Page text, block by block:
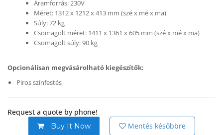
Áramforrás: 230V
Méret: 1312 x 1212 x 413 mm (szé x mé x ma)
Súly: 72 kg
Csomagolt méret: 1411 x 1361 x 605 mm (szé x mé x ma)
Csomagolt súly: 90 kg
Opcionálisan megvásárolható kiegészítők:
Piros színfestés
Request a quote by phone!
Buy It Now Mentés későbbre